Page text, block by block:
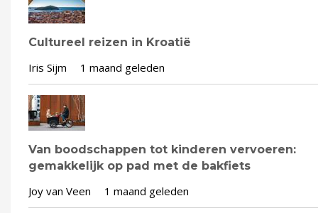
Cultureel reizen in Kroatië
Iris Sijm 1 maand geleden
Van boodschappen tot kinderen vervoeren:
gemakkelijk op pad met de bakfiets
Joy van Veen 1 maand geleden